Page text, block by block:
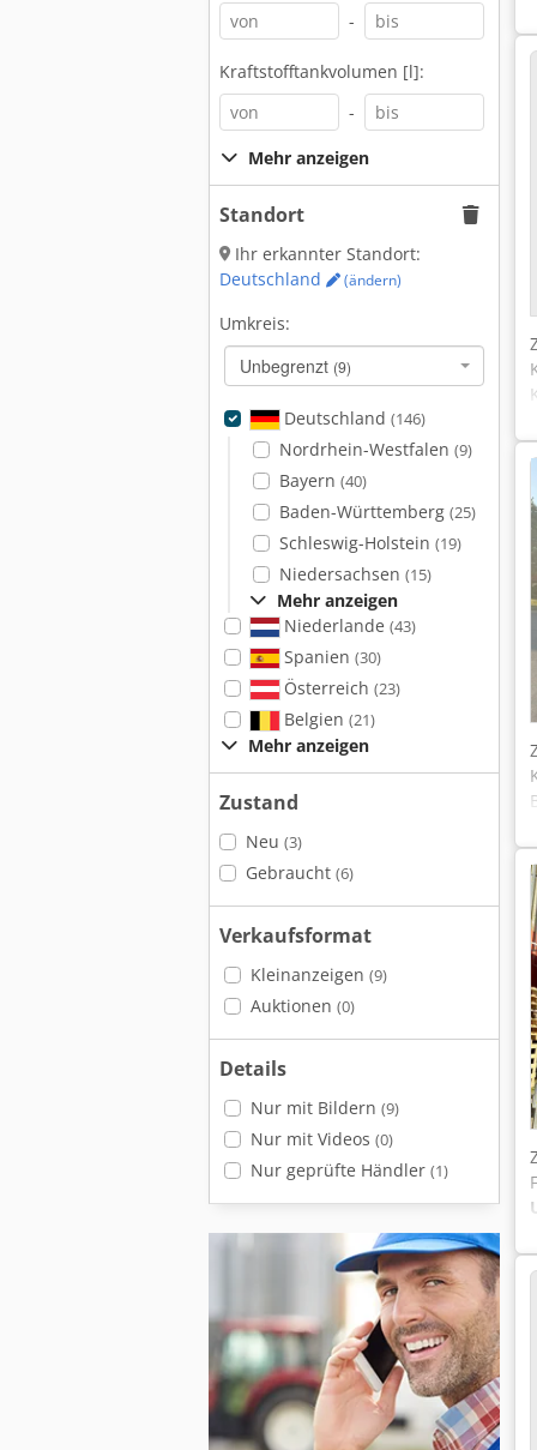
-
Kraftstofftankvolumen [l]:
-
Mehr anzeigen
Standort
Ihr erkannter Standort:
Deutschland
(ändern)
Umkreis:
Unbegrenzt (9)
Deutschland (146)
Nordrhein-Westfalen (9)
Bayern (40)
Baden-Württemberg (25)
Schleswig-Holstein (19)
Niedersachsen (15)
Mehr anzeigen
Niederlande (43)
Spanien (30)
Österreich (23)
Belgien (21)
Mehr anzeigen
Zustand
Neu (3)
Gebraucht (6)
Verkaufsformat
Kleinanzeigen (9)
Auktionen (0)
Details
Nur mit Bildern (9)
Nur mit Videos (0)
Nur geprüfte Händler (1)